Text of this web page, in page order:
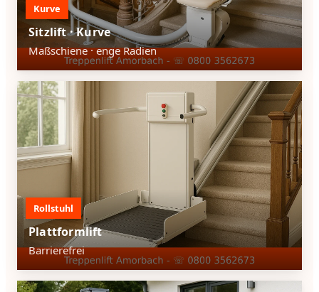
Kurve
Sitzlift · Kurve
Maßschiene · enge Radien
Rollstuhl
Plattformlift
Barrierefrei